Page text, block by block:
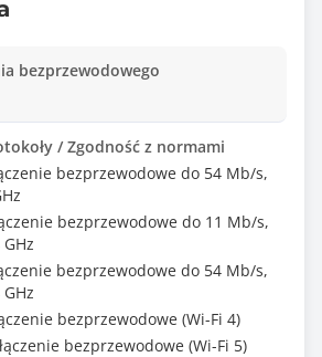
bezprzewodowego
/ Zgodność z normami
bezprzewodowe do 54 Mb/s,
bezprzewodowe do 11 Mb/s,
bezprzewodowe do 54 Mb/s,
bezprzewodowe (Wi-Fi 4)
bezprzewodowe (Wi-Fi 5)